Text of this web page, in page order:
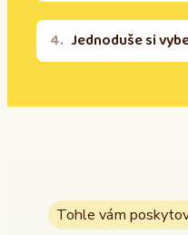
Jednoduše si
Tohle vám